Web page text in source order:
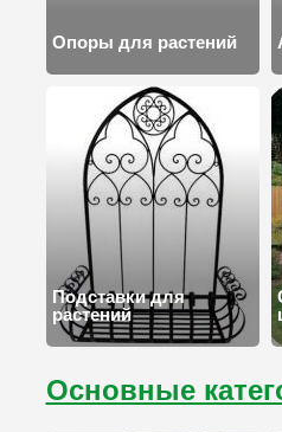
Опоры для растений
Подставки для
растений
Основные